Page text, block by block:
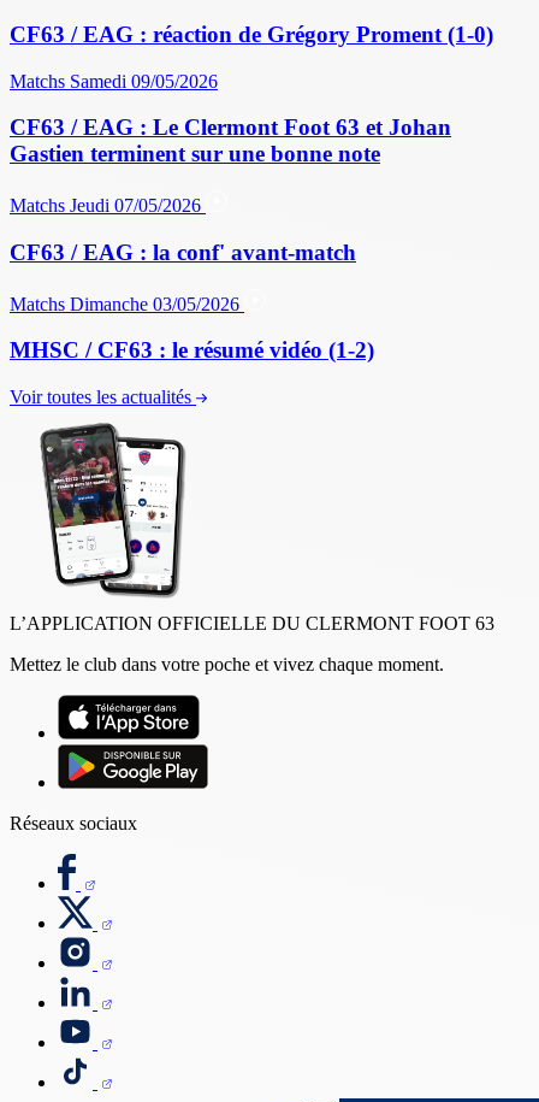
CF63 / EAG : réaction de Grégory Proment (1-0)
Matchs Samedi 09/05/2026
CF63 / EAG : Le Clermont Foot 63 et Johan
Gastien terminent sur une bonne note
Matchs Jeudi 07/05/2026
CF63 / EAG : la conf' avant-match
Matchs Dimanche 03/05/2026
MHSC / CF63 : le résumé vidéo (1-2)
Voir toutes les actualités
L’APPLICATION OFFICIELLE DU CLERMONT FOOT 63
Mettez le club dans votre poche et vivez chaque moment.
Réseaux sociaux